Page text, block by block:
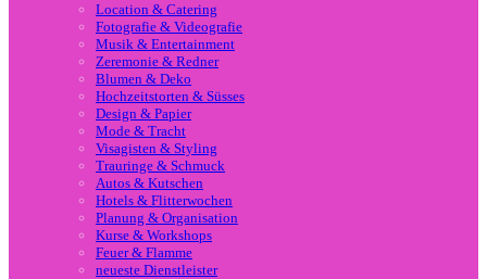
Location & Catering
Fotografie & Videografie
Musik & Entertainment
Zeremonie & Redner
Blumen & Deko
Hochzeitstorten & Süsses
Design & Papier
Mode & Tracht
Visagisten & Styling
Trauringe & Schmuck
Autos & Kutschen
Hotels & Flitterwochen
Planung & Organisation
Kurse & Workshops
Feuer & Flamme
neueste Dienstleister